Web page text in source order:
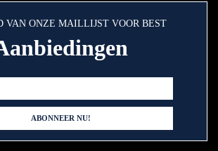
VAN ONZE MAILLIJST VOOR BEST